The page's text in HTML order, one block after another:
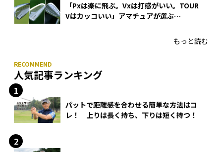
「Pxは楽に飛ぶ。Vxは打感がいい。TOUR
Vはカッコいい」アマチュアが選ぶ
もっと読む
人気記事ランキング
パットで距離感を合わせる簡単な方法はコ
レ！ 上りは長く持ち、下りは短く持つ！